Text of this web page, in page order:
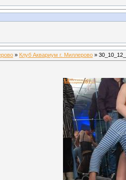
» Клуб Аквариум г. Миллерово »